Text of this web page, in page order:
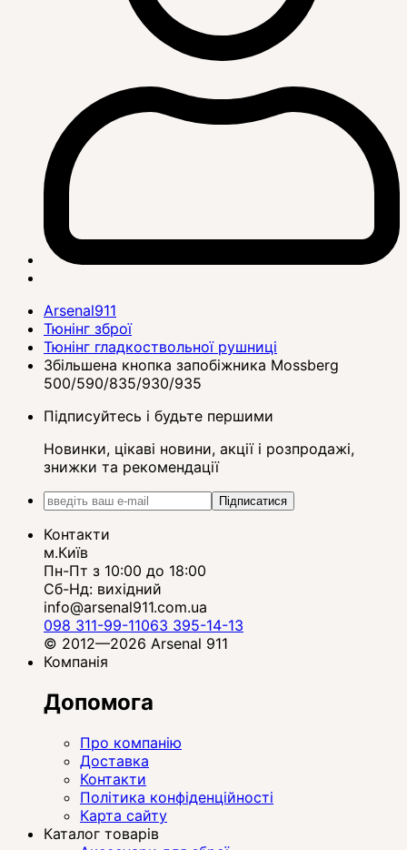
Arsenal911
Тюнінг зброї
Тюнінг гладкоствольної рушниці
Збільшена кнопка запобіжника Mossberg
500/590/835/930/935
Підписуйтесь і будьте першими
Новинки, цікаві новини, акції і розпродажі,
знижки та рекомендації
Підписатися
Контакти
м.Київ
Пн-Пт з 10:00 до 18:00
Сб-Нд: вихідний
info@arsenal911.com.ua
098 311-99-11063 395-14-13
© 2012—2026 Arsenal 911
Компанія
Допомога
Про компанію
Доставка
Контакти
Політика конфіденційності
Карта сайту
Каталог товарів